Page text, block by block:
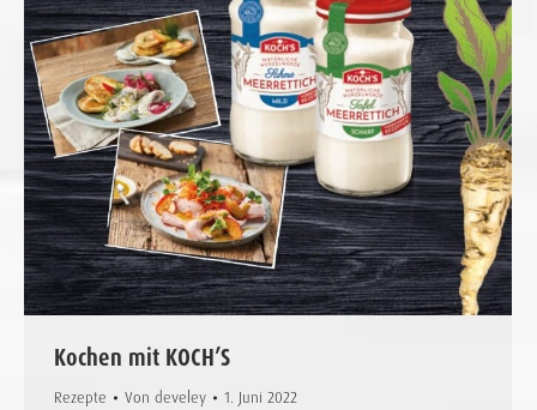
Kochen mit KOCH’S
Rezepte Von develey 1. Juni 2022